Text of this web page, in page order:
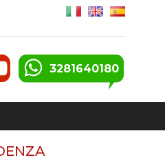
3281640180